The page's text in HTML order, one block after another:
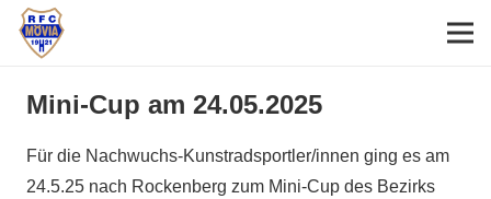
Mini-Cup am 24.05.2025
Für die Nachwuchs-Kunstradsportler/innen ging es am
24.5.25 nach Rockenberg zum Mini-Cup des Bezirks